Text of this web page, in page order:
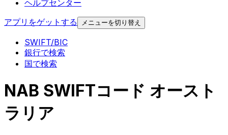
ヘルプセンター
アプリをゲットする
メニューを切り替え
SWIFT/BIC
銀行で検索
国で検索
NAB SWIFTコード オースト
ラリア